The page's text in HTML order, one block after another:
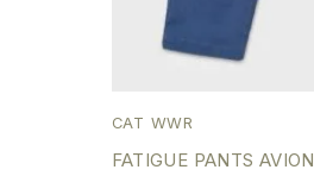
CAT WWR
FATIGUE PANTS AVION